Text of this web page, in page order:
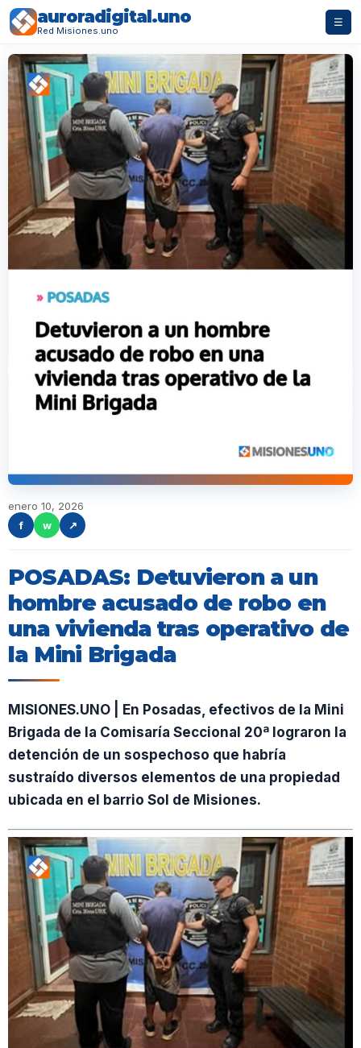
auroradigital.uno
Red Misiones.uno
☰
enero 10, 2026
f
w ↗
POSADAS: Detuvieron a un
hombre acusado de robo en
una vivienda tras operativo de
la Mini Brigada
MISIONES.UNO | En Posadas, efectivos de la Mini
Brigada de la Comisaría Seccional 20ª lograron la
detención de un sospechoso que habría
sustraído diversos elementos de una propiedad
ubicada en el barrio Sol de Misiones.